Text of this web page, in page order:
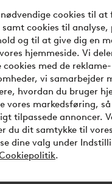
cookies til at
cookies til analyse,
og til at give dig en
hjemmeside. Vi
cookies med de
vi samarbejder
hvordan du bruger
vores markedsføring,
tilpassede annoncer.
du dit samtykke til
dine valg under
.
betalinger - betal nu
mere om vores
elpy